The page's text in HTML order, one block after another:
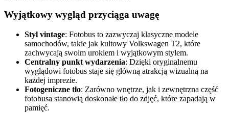
Wyjątkowy wygląd przyciąga uwagę
Styl vintage: Fotobus to zazwyczaj klasyczne modele
samochodów, takie jak kultowy Volkswagen T2, które
zachwycają swoim urokiem i wyjątkowym stylem.
Centralny punkt wydarzenia: Dzięki oryginalnemu
wyglądowi fotobus staje się główną atrakcją wizualną na
każdej imprezie.
Fotogeniczne tło: Zarówno wnętrze, jak i zewnętrzna część
fotobusa stanowią doskonałe tło do zdjęć, które zapadają w
pamięć.